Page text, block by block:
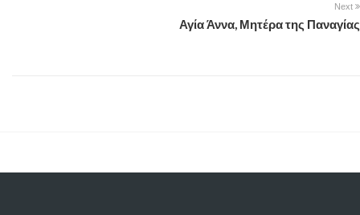
Next
Αγία Άννα, Μητέρα της Παναγίας